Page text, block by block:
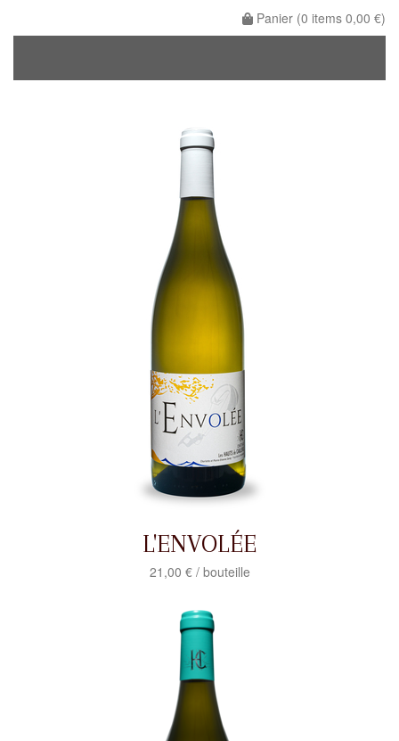
Panier (0 items 0,00 €)
L'ENVOLÉE
21,00 € / bouteille